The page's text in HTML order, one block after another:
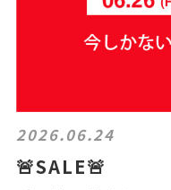
2026.06.24
🚨SALE🚨